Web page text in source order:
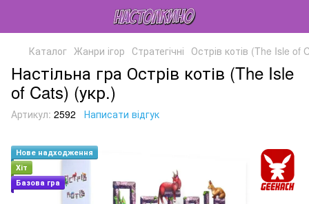
Каталог Жанри ігор Стратегічні Острів котів (The Isle of
Настільна гра Острів котів (The Isle
of Cats) (укр.)
Артикул: 2592 Написати відгук
Нове надходження
Хіт
Базова гра